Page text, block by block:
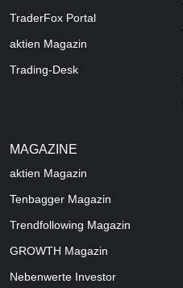
TraderFox Portal
aktien Magazin
Trading-Desk
MAGAZINE
aktien Magazin
Tenbagger Magazin
Trendfollowing Magazin
GROWTH Magazin
Nebenwerte Investor